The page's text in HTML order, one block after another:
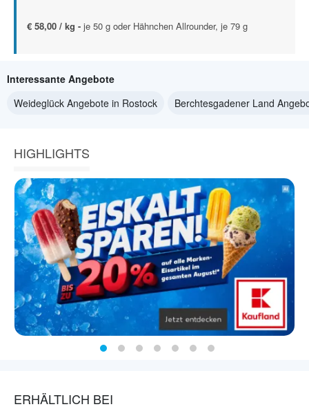
€ 58,00 / kg - je 50 g oder Hähnchen Allrounder, je 79 g
Interessante Angebote
Weideglück Angebote in Rostock
Berchtesgadener Land
HIGHLIGHTS
ERHÄLTLICH BEI